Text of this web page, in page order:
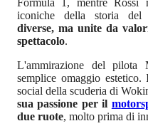
Formula 1, mentre Rossi
iconiche della storia del
diverse, ma unite da
spettacolo.
L'ammirazione del
semplice omaggio
social della scuderia di
sua passione per il
due ruote, molto prima di